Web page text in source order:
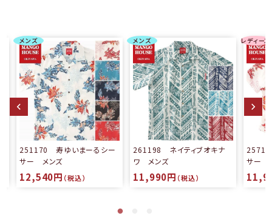
メンズ
251170 寿ゆいまーるシー
サー メンズ
12,540円 （税込）
メンズ
261198 ネイティブオキナ
ワ メンズ
11,990円 （税込）
レディース
サー